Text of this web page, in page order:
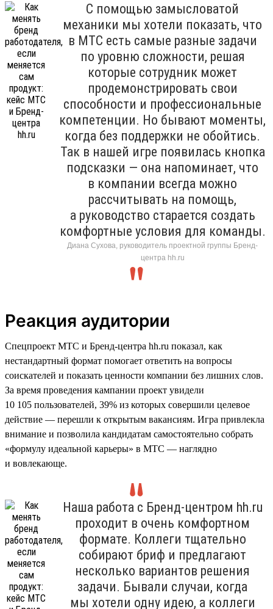
С помощью замысловатой
механики мы хотели показать, что
в МТС есть самые разные задачи
по уровню сложности, решая
которые сотрудник может
продемонстрировать свои
способности и профессиональные
компетенции. Но бывают моменты,
когда без поддержки не обойтись.
Так в нашей игре появилась кнопка
подсказки — она напоминает, что
в компании всегда можно
рассчитывать на помощь,
а руководство старается создать
комфортные условия для команды.
Диана Сухова, руководитель проектной группы Бренд-
центра hh.ru
Реакция аудитории
Спецпроект МТС и Бренд-центра hh.ru показал, как
нестандартный формат помогает ответить на вопросы
соискателей и показать ценности компании без лишних слов.
За время проведения кампании проект увидели
10 105 пользователей, 39% из которых совершили целевое
действие — перешли к открытым вакансиям. Игра привлекла
внимание и позволила кандидатам самостоятельно собрать
«формулу идеальной карьеры» в МТС — наглядно
и вовлекающе.
Наша работа с Бренд-центром hh.ru
проходит в очень комфортном
формате. Коллеги тщательно
собирают бриф и предлагают
несколько вариантов решения
задачи. Бывали случаи, когда
мы хотели одну идею, а коллеги